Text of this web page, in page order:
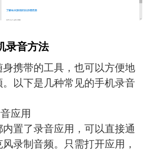
录音方法
携带的工具，也可以方便地
。以下是几种常见的手机录音
应用
置了录音应用，可以直接通
录制音频。只需打开应用，